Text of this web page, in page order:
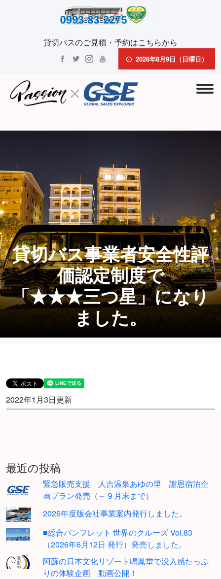
貸切バスのご見積・予約はこちらから
2026年8月9日（日曜日）
貸切バス事業者安全性評
価認定制度で
「★★★三つ星」になり
ました。
2022年1月3日更新
最近の投稿
緊急販売支援 人吉温泉あゆの里 謝恩宿泊企
画プラン発売（～９月末まで）
2026年度版会社事業案内発行しました。
■総合パンフレット 世界のクルーズ Vol.83
（2026年6月12日 発行）発売しました。
阿蘇の日本文化リゾート鳴鳳堂で没入感たっぷ
りの体験企画 動画公開！